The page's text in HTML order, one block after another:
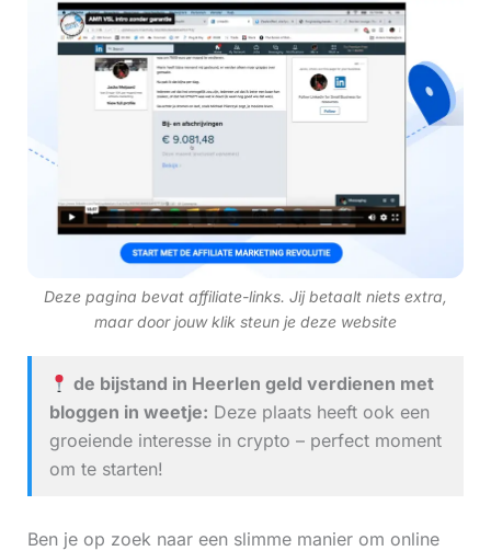
Deze pagina bevat affiliate-links. Jij betaalt niets extra,
maar door jouw klik steun je deze website
de bijstand in Heerlen geld verdienen met
bloggen in weetje: Deze plaats heeft ook een
groeiende interesse in crypto – perfect moment
om te starten!
Ben je op zoek naar een slimme manier om online